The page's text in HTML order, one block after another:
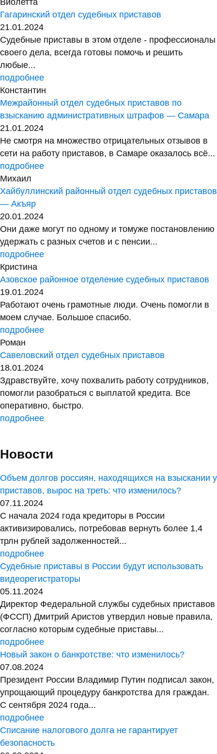
Виолетта
Гагаринский отдел судебных приставов
21.01.2024
Судебные приставы в этом отделе - профессионалы
своего дела, всегда готовы помочь и решить
любые...
подробнее
Константин
Межрайонный отдел судебных приставов по
взысканию административных штрафов — Самара
21.01.2024
Не смотря на множество отрицательных отзывов в
сети на работу приставов, в Самаре оказалось всё...
подробнее
Михаил
Хайбуллинский районный отдел судебных приставов
— Акъяр
20.01.2024
Они даже могут по одному и томуже постановлению
удержать с разных счетов и с пенсии...
подробнее
Кристина
Азовское районное отделение судебных приставов
19.01.2024
Работают очень грамотные люди. Очень помогли в
моем случае. Большое спасибо.
подробнее
Роман
Савеловский отдел судебных приставов
18.01.2024
Здравствуйте, хочу похвалить работу сотрудников,
помогли разобраться с выплатой кредита. Все
оперативно, быстро.
подробнее
Новости
Объем долгов россиян, находящихся на взыскании у
приставов, вырос на треть: что изменилось?
07.11.2024
С начала 2024 года кредиторы в России
активизировались, потребовав вернуть более 1,4
трлн рублей задолженностей...
подробнее
Судебные приставы в России будут использовать
видеорегистраторы
05.11.2024
Директор Федеральной службы судебных приставов
(ФССП) Дмитрий Аристов утвердил новые правила,
согласно которым судебные приставы...
подробнее
Новый закон о банкротстве: что изменилось?
07.08.2024
Президент России Владимир Путин подписал закон,
упрощающий процедуру банкротства для граждан.
С сентября 2024 года...
подробнее
Списание налогового долга не гарантирует
безопасность